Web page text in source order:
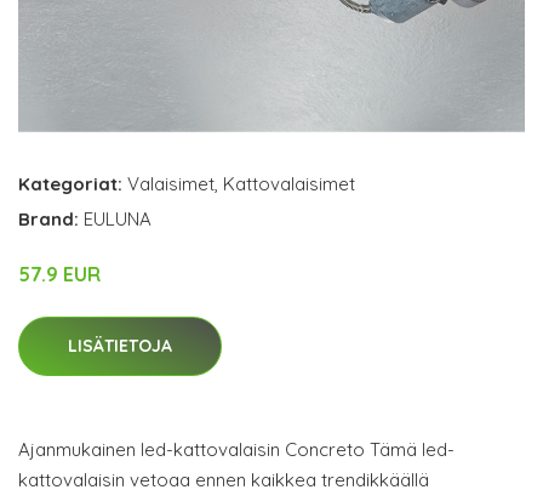
Kategoriat: Valaisimet, Kattovalaisimet
Brand: EULUNA
57.9 EUR
LISÄTIETOJA
Ajanmukainen led-kattovalaisin Concreto Tämä led-
kattovalaisin vetoaa ennen kaikkea trendikkäällä